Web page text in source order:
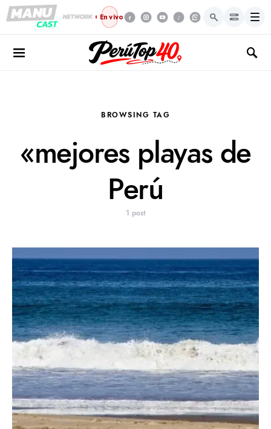
En vivo Menú
BROWSING TAG
«mejores playas de
Perú
1 post